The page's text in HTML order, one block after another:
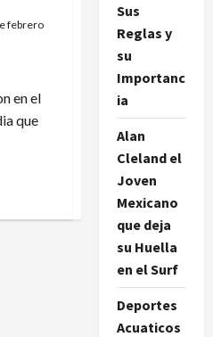
febrero
en el
que
Sus
Reglas y
su
Importanc
ia
Alan
Cleland el
Joven
Mexicano
que deja
su Huella
en el Surf
Deportes
Acuaticos